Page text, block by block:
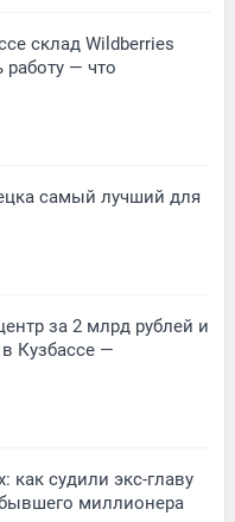
склад Wildberries
работу — что
самый лучший для
за 2 млрд рублей и
Кузбассе —
как судили экс-главу
миллионера